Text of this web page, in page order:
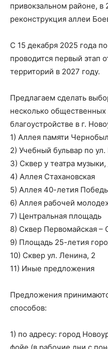
привокзальном районе, в
реконструкция аллеи
С 15 декабря 2025 года
проводится первый этап
территорий в 2027 году.
Предлагаем сделать
несколько
благоустройстве в г.
1) Аллея памяти
2) Учебный бульвар по
3) Сквер у театра
4) Аллея Стахановская
5) Аллея 40-летия
6) Аллея рабочей
7) Центральная площадь
8) Сквер Первомайская –
9) Площадь 25-летия
10) Сквер ул. Ленина, 2
11) Иные предложения
Предложения
способов:
1) по адресу: город